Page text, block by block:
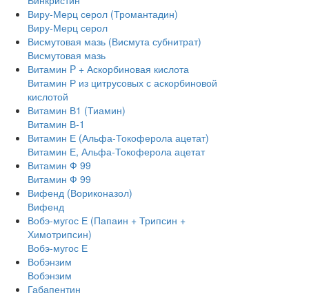
Виру-Мерц серол (Тромантадин)
Виру-Мерц серол
Висмутовая мазь (Висмута субнитрат)
Висмутовая мазь
Витамин P + Аскорбиновая кислота
Витамин Р из цитрусовых с аскорбиновой
кислотой
Витамин В1 (Тиамин)
Витамин В-1
Витамин Е (Альфа-Токоферола ацетат)
Витамин Е, Альфа-Токоферола ацетат
Витамин Ф 99
Витамин Ф 99
Вифенд (Вориконазол)
Вифенд
Вобэ-мугос Е (Папаин + Трипсин +
Химотрипсин)
Вобэ-мугос Е
Вобэнзим
Вобэнзим
Габапентин